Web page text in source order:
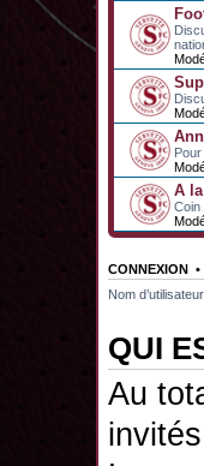
A
Coin
CONNEXION •
Nom
QUI
Au